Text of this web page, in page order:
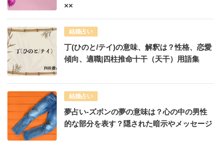
××
結婚占い
丁(ひのと/テイ)の意味、解釈は？性格、恋愛
傾向、適職|四柱推命十干（天干）用語集
結婚占い
夢占い-ズボンの夢の意味は？心の中の男性
的な部分を表す？隠された暗示やメッセージ